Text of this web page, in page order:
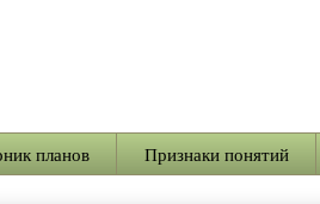
планов Признаки понятий